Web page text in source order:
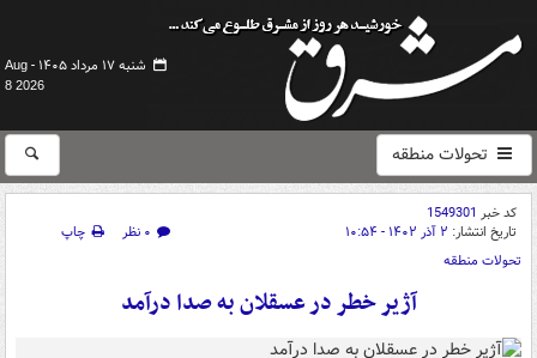
شنبه ۱۷ مرداد ۱۴۰۵ -
Aug
8 2026
تحولات منطقه
کد خبر 1549301
تاریخ انتشار: ۲ آذر ۱۴۰۲ - ۱۰:۵۴ ۰ نظر
چاپ
تحولات منطقه
آژیر خطر در عسقلان به صدا درآمد